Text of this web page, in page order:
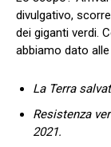
divulgativo,
dei giganti verdi.
abbiamo dato
La Terra
Resistenza
2021.